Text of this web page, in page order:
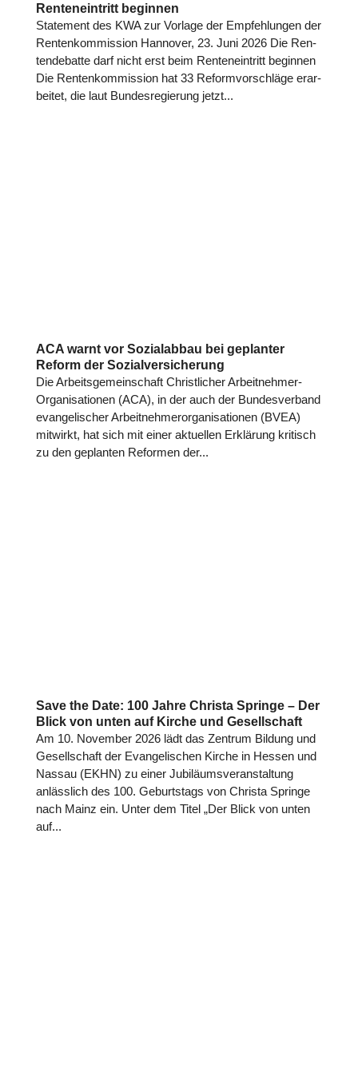
Renteneintritt beginnen
State­ment des KWA zur Vorlage der Emp­feh­lun­gen der
Ren­ten­kom­mis­sion Hannover, 23. Juni 2026 Die Ren­
ten­de­batte darf nicht erst beim Ren­ten­ein­tritt beginnen
Die Ren­ten­kom­mis­sion hat 33 Reform­vor­schläge erar­
bei­tet, die laut Bun­des­re­gie­rung jetzt...
ACA warnt vor Sozialabbau bei geplanter
Reform der Sozialversicherung
Die Arbeits­ge­mein­schaft Christ­li­cher Arbeit­neh­mer-
Orga­ni­sa­tio­nen (ACA), in der auch der Bun­des­ver­band
evan­ge­li­scher Arbeit­neh­mer­or­ga­ni­sa­tio­nen (BVEA)
mitwirkt, hat sich mit einer aktu­el­len Erklä­rung kritisch
zu den geplan­ten Reformen der...
Save the Date: 100 Jahre Christa Springe – Der
Blick von unten auf Kirche und Gesellschaft
Am 10. November 2026 lädt das Zentrum Bildung und
Gesell­schaft der Evan­ge­li­schen Kirche in Hessen und
Nassau (EKHN) zu einer Jubi­lä­ums­ver­an­stal­tung
anläss­lich des 100. Geburts­tags von Christa Springe
nach Mainz ein. Unter dem Titel „Der Blick von unten
auf...